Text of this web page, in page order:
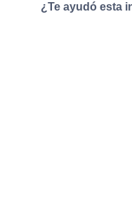
¿Te ayudó esta